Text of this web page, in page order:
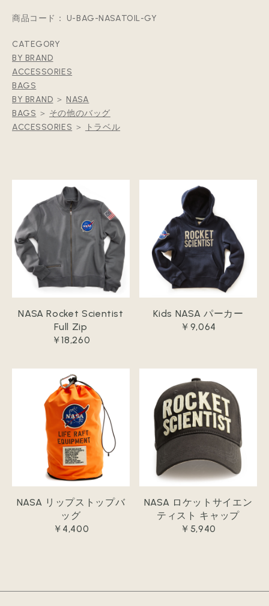
商品コード： U-BAG-NASATOIL-GY
CATEGORY
BY BRAND
ACCESSORIES
BAGS
BY BRAND ＞ NASA
BAGS ＞ その他のバッグ
ACCESSORIES ＞ トラベル
NASA Rocket Scientist
Full Zip
￥18,260
Kids NASA パーカー
￥9,064
NASA リップストップバ
ッグ
￥4,400
NASA ロケットサイエン
ティスト キャップ
￥5,940